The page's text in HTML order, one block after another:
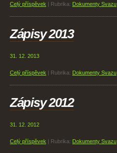
Celý příspěvek Rubrika: Dokumenty Svazu
Zápisy 2013
31. 12. 2013
Celý příspěvek Rubrika: Dokumenty Svazu
Zápisy 2012
31. 12. 2012
Celý příspěvek Rubrika: Dokumenty Svazu